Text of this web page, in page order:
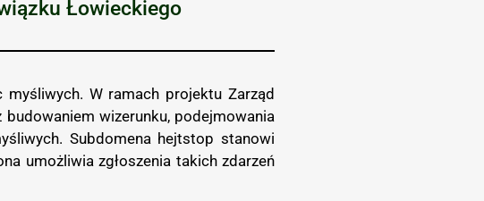
Łowieckiego
W ramach projektu Zarząd
wizerunku, podejmowania
Subdomena hejtstop stanowi
umożliwia zgłoszenia takich zdarzeń